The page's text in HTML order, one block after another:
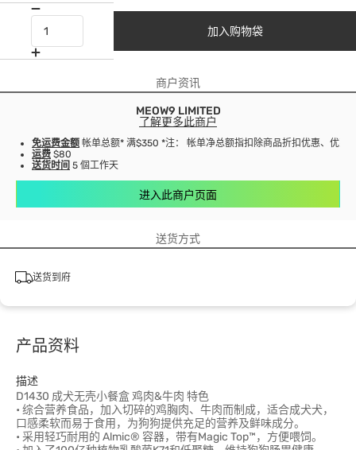
加入购物袋
商户资讯
MEOW9 LIMITED
了解更多此商户
免运费金额 帐单总额* 满$350 *注： 帐单净总额指扣除商品折扣优惠、优惠
运费 $80
送货时间 5 個工作天
进入此商户页面
送货方式
送货到府
产品资料
描述
D1430 成犬无壳小餐盒 鸡肉&牛肉 特色
• 综合营养食品，加入切碎的鸡胸肉、牛肉而制成，适合成犬犬，
口感柔软而易于食用，为狗狗提供充足的营养及鲜味成分。
• 采用轻巧耐用的 Almic® 容器，带有Magic Top™，方便喂饲。